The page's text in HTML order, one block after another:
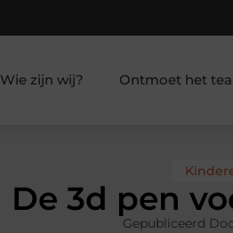
Wie zijn wij? Ontmoet het
De 3d pen
Gepubliceerd